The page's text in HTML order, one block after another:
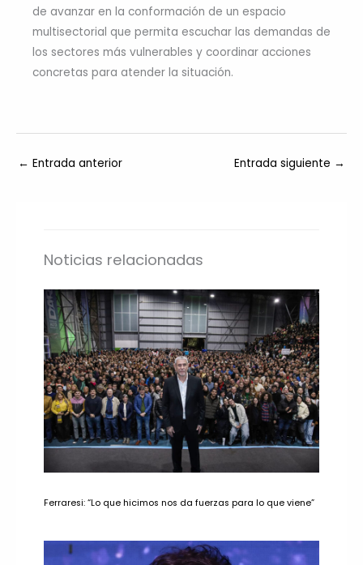
de avanzar en la conformación de un espacio
multisectorial que permita escuchar las demandas de
los sectores más vulnerables y coordinar acciones
concretas para atender la situación.
← Entrada anterior Entrada siguiente →
Noticias relacionadas
Ferraresi: “Lo que hicimos nos da fuerzas para lo que viene”